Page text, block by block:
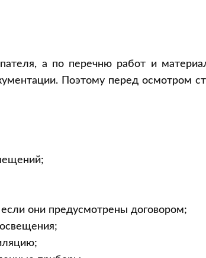
а по перечню работ и
Поэтому перед осмотром
они предусмотрены договором;